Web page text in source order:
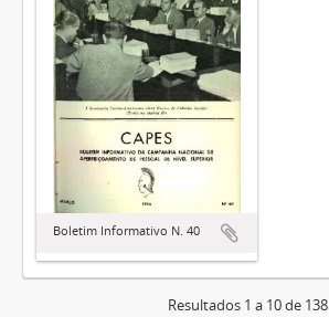
Boletim Informativo N. 40
Resultados 1 a 10 de 138